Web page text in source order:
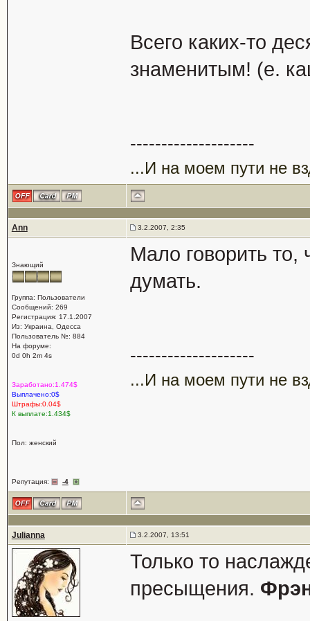
Всего каких-то
знаменитым! (е.
--------------------
...И на моем пути не
Ann 3.2.2007, 2:35
Знающий
Группа: Пользователи
Сообщений: 269
Регистрация: 17.1.2007
Из: Украина, Одесса
Пользователь №: 884
На форуме:
0d 0h 2m 4s
Заработано:1.474$
Выплачено:0$
Штрафы:0.04$
К выплате:1.434$
Пол: женский
Репутация: -4
Мало говорить
думать.
--------------------
...И на моем пути не
Julianna 3.2.2007, 13:51
Только то
пресыщения.